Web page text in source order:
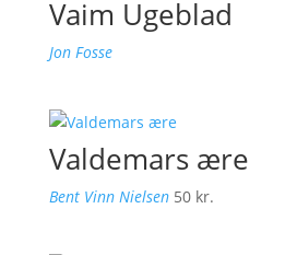
Vaim Ugeblad
Jon Fosse
Valdemars ære
Bent Vinn Nielsen 50 kr.